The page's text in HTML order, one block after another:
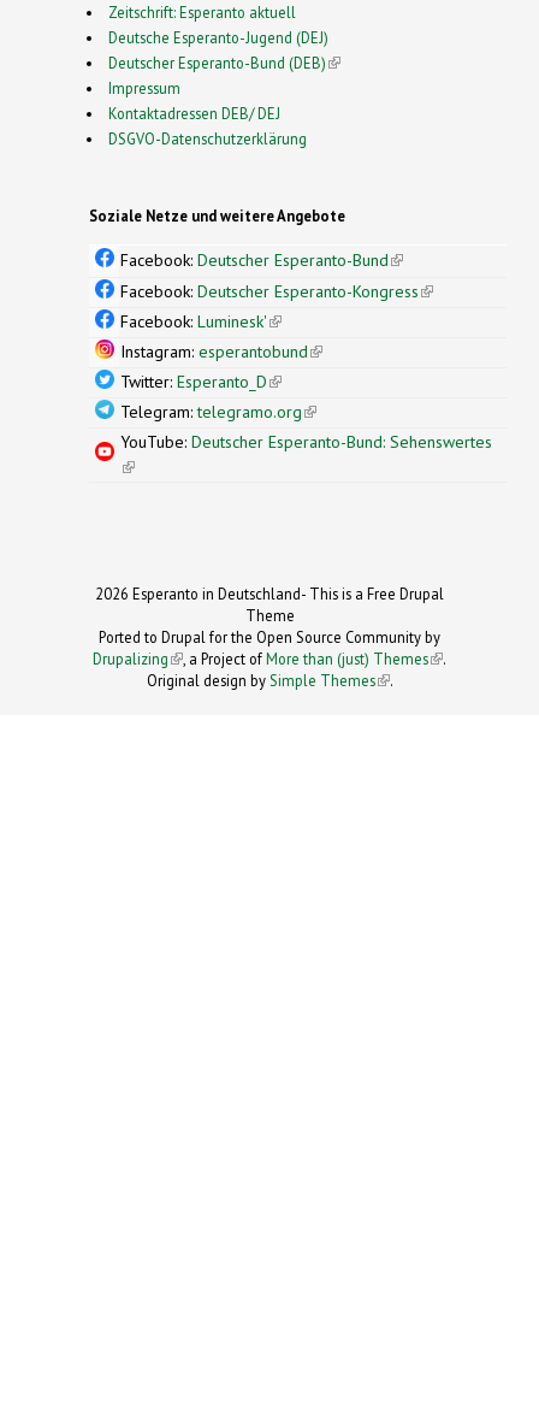
Zeitschrift: Esperanto aktuell
Deutsche Esperanto-Jugend (DEJ)
Deutscher Esperanto-Bund (DEB)(link is external)
Impressum
Kontaktadressen DEB/ DEJ
DSGVO-Datenschutzerklärung
Soziale Netze und weitere Angebote
Facebook: Deutscher Esperanto-Bund(link is
external)
Facebook: Deutscher Esperanto-Kongress(link is
Facebook: Luminesk'(link is external)
Instagram: esperantobund(link is external)
Twitter: Esperanto_D(link is external)
Telegram:telegramo.org(link is external)
YouTube: Deutscher Esperanto-Bund: Sehenswertes
(link is external)
2026 Esperanto in Deutschland- This is a Free Drupal
Theme
Ported to Drupal for the Open Source Community by
Drupalizing(link is external)
, a Project ofMore than (just) Themes (link is
.
Original design by Simple Themes
(link is
.